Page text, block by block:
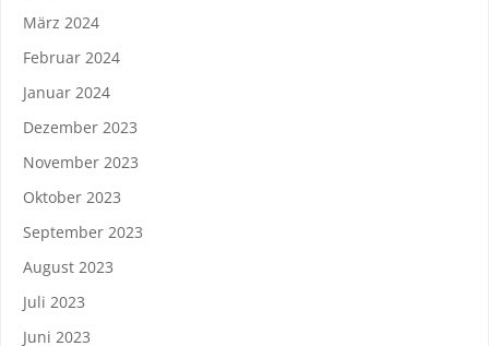
März 2024
Februar 2024
Januar 2024
Dezember 2023
November 2023
Oktober 2023
September 2023
August 2023
Juli 2023
Juni 2023